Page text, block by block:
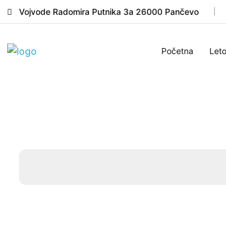
Vojvode Radomira Putnika 3a 26000 Pančevo
Početna Leto